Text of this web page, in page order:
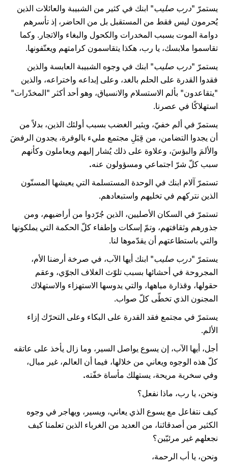
يستمرّ "درب صليب" ابنك في كثير من الشبيبة والعائلات الذين
يُحرمون ليس فقط من المستقبل بل من الحاضر، إذ تأسرهم
دوامة الموت بسبب المخدرات والكحول والبغاء والاتجار. وكما
تقاسموا ملابسك، يا رب، هكذا يتقاسمون كرامتهم ويعنّفونها.
يستمرّ "درب صليب" ابنك في وجوه الشبيبة العابسة والذين
فقدوا القدرة على الحلم بالغد، وعلى إبداعه واختراعه، والذين
"يتقاعدون" بألم الاستسلام والانسياق، وهو أحد أكثر "المخدّرات"
استهلاكًا في عصرنا.
يستمرّ في ألم خفيّ، ويثير الغضب بسبب أولئك الذين، بدلاً من
أن يجدوا التضامن، من قِبَلِ مجتمع مليء بالوفرة، يجدون الرفضَ
والألمَ والبؤسَ، وعلاوة على ذلك يُشار إليهم ويعاملون وكأنهم
سبب كلّ شرّ اجتماعي ومسؤولون عنه.
تستمرّ آلام ابنك في الوحدة المستسلمة التي يعيشها المسنّون
الذين نتركهم في تخليهم واستبعادهم.
تستمرّ في السكان الأصليين، الذين جُرّدوا من أراضيهم، ومن
جذورهم وثقافتهم، وتمّ إسكات وإطفاء كلّ الحكمة التي يملكونها
والتي باستطاعتهم أن يقدّموها لنا.
يستمرّ "درب صليب" ابنك أيها الآب، في صرخة أرضنا الأم،
المجروحة في أحشائها بسبب تلوّث الغلاف الجوّي، وعقم
حقولها، وقذارة مياهها، والتي يدوسها الاستهزاء والاستهلاك
المجنون الذي تخطّى كلّ صواب.
يستمرّ في مجتمع فقد القدرة على البكاء وعلى التحرّك إزاء
الألم.
أجل، أيها الآب، إن يسوع يواصل السير، وما زال يأخذ على عاتقه
كلّ هذه الوجوه ويعاني من خلالها، فيما أن العالم، غير مبال،
وفي سخرية مريحة، يستهلك مأساة خفّته.
ونحن، يا رب، ماذا نفعل؟
كيف نتفاعل مع يسوع الذي يعاني، ويسير، ويهاجر في وجوه
الكثير من أصدقائنا، من العديد من الغرباء الذين تعلمنا كيف
نجعلهم غير مرئيّين؟
ونحن، يا أب الرحمة،